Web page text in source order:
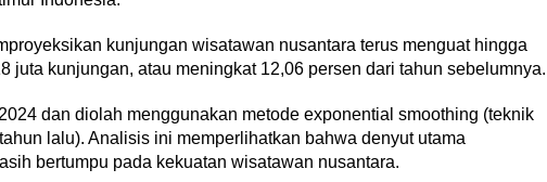
kunjungan wisatawan nusantara terus menguat hingga
juta kunjungan, atau meningkat 12,06 persen dari tahun sebelumnya.
dan diolah menggunakan metode exponential smoothing (teknik
lalu). Analisis ini memperlihatkan bahwa denyut utama
bertumpu pada kekuatan wisatawan nusantara.